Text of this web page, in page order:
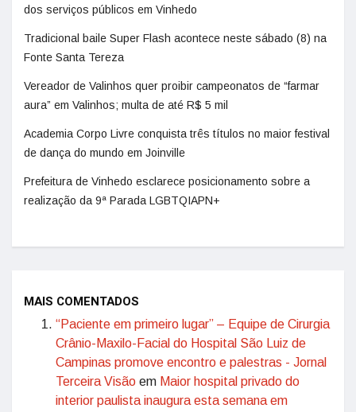
dos serviços públicos em Vinhedo
Tradicional baile Super Flash acontece neste sábado (8) na
Fonte Santa Tereza
Vereador de Valinhos quer proibir campeonatos de “farmar
aura” em Valinhos; multa de até R$ 5 mil
Academia Corpo Livre conquista três títulos no maior festival
de dança do mundo em Joinville
Prefeitura de Vinhedo esclarece posicionamento sobre a
realização da 9ª Parada LGBTQIAPN+
MAIS COMENTADOS
“Paciente em primeiro lugar” – Equipe de Cirurgia
Crânio-Maxilo-Facial do Hospital São Luiz de
Campinas promove encontro e palestras - Jornal
Terceira Visão em Maior hospital privado do
interior paulista inaugura esta semana em